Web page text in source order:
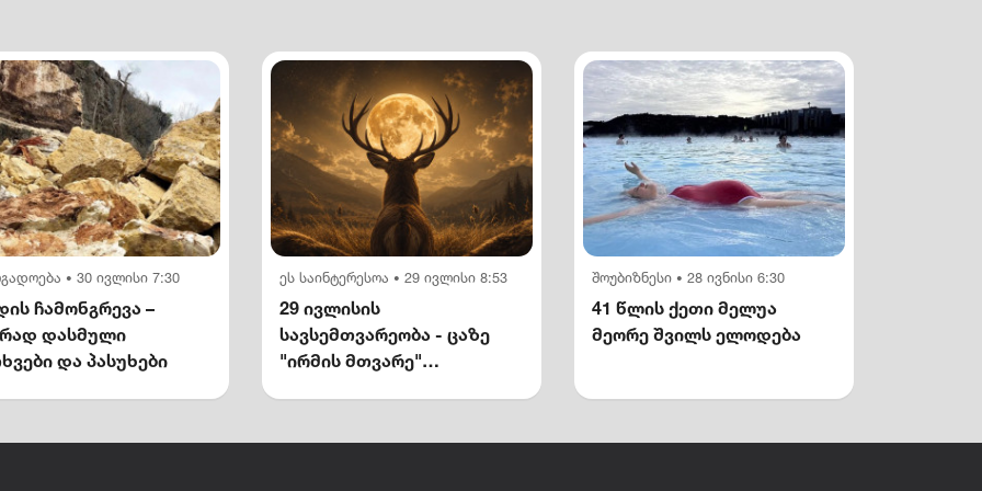
• 30 ივლისი 7:30
ჩამონგრევა –
დასმული
და პასუხები
ეს საინტერესოა • 29 ივლისი 8:53
29 ივლისის
სავსემთვარეობა - ცაზე
"ირმის მთვარე"
შოუბიზნესი • 28 ივნისი 6:30
41 წლის ქეთი მელუა
მეორე შვილს ელოდება